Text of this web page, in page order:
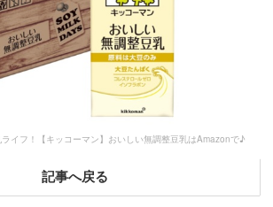
イフ！【キッコーマン】おいしい無調整豆乳はAmazonで♪
記事へ戻る